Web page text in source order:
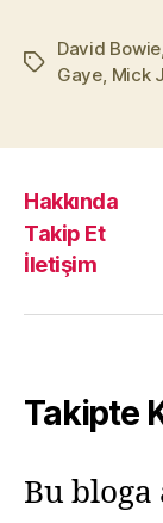
Etiketler
David Bowie
Gaye Mick
Hakkında
Takip Et
İletişim
Takipte
Bu bloga